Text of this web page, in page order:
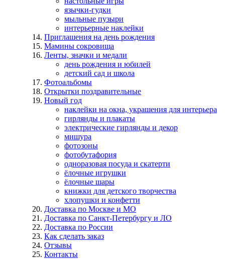
язычки-гудки
мыльные пузыри
интерьерные наклейки
Приглашения на день рождения
Мамины сокровища
Ленты, значки и медали
день рождения и юбилей
детский сад и школа
Фотоальбомы
Открытки поздравительные
Новый год
наклейки на окна, украшения для интерьера
гирлянды и плакаты
электрические гирлянды и декор
мишура
фотозоны
фотобутафория
одноразовая посуда и скатерти
ёлочные игрушки
ёлочные шары
книжки для детского творчества
хлопушки и конфетти
Доставка по Москве и МО
Доставка по Санкт-Петербургу и ЛО
Доставка по России
Как сделать заказ
Отзывы
Контакты